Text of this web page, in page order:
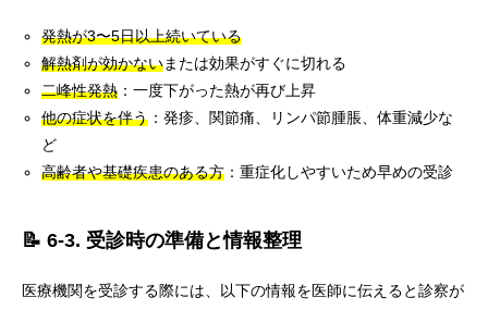
発熱が3〜5日以上続いている
解熱剤が効かないまたは効果がすぐに切れる
二峰性発熱 ：一度下がった熱が再び上昇
他の症状を伴う ：発疹、関節痛、リンパ節腫脹、体重減少な
ど
高齢者や基礎疾患のある方 ：重症化しやすいため早めの受診
📝 6-3. 受診時の準備と情報整理
医療機関を受診する際には、以下の情報を医師に伝えると診察が